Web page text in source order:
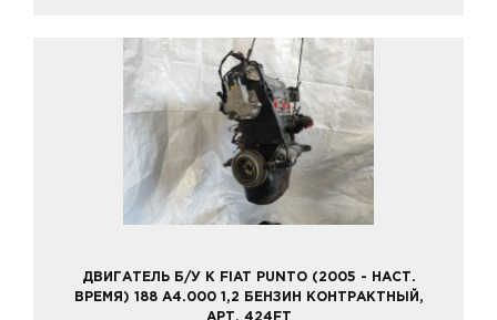
ДВИГАТЕЛЬ Б/У К FIAT PUNTO (2005 - НАСТ.
ВРЕМЯ) 188 A4.000 1,2 БЕНЗИН КОНТРАКТНЫЙ,
АРТ. 424FT